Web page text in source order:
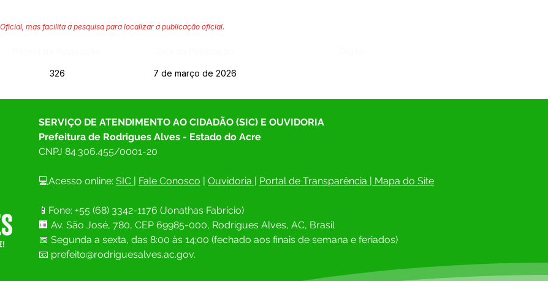
mas facilita a pesquisa para localizar a publicação oficial.
326 7 de março de 2026
SERVIÇO DE ATENDIMENTO AO CIDADÃO (SIC) E OUVIDORIA
Prefeitura de Rodrigues Alves - Estado do Acre
CNPJ 84.306.455/0001-20
💻Acesso online: SIC | Fale Conosco | Ouvidoria | Portal de Transparência | Mapa do Site
📱Fone: +55 (68) 3342-1176 (Jonathas Fabrício)
🏢 Av. São José, 780, CEP 69985-000, Rodrigues Alves, AC, Brasil
📅 Segunda a sexta, das 8:00 às 14;00 (fechado aos finais de semana e feriados)
📧 prefeito@rodriguesalves.ac.gov.